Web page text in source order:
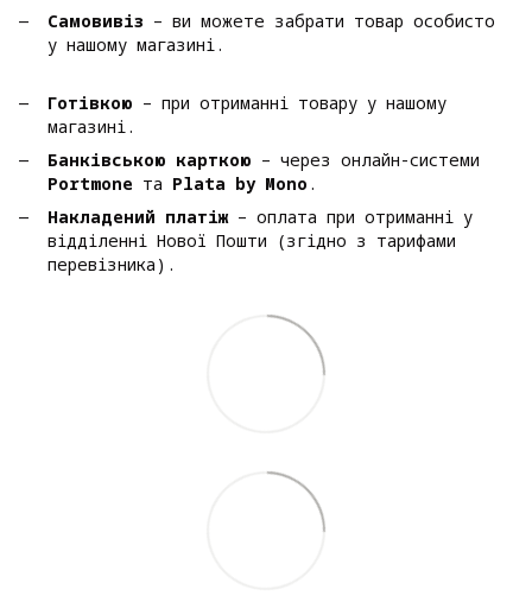
Самовивіз – ви можете забрати товар особисто
у нашому магазині.
Готівкою – при отриманні товару у нашому
магазині.
Банківською карткою – через онлайн-системи
Portmone та Plata by Mono .
Накладений платіж– оплата при отриманні у
відділенні Нової Пошти (згідно з тарифами
перевізника).